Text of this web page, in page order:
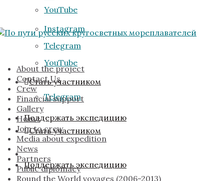
YouTube
Telegram
Стать участником
Поддержать экспедицию
Instagram
YouTube
Telegram
Стать участником
Поддержать экспедицию
About the project
Contact Us
Crew
Financial support
Gallery
Home
Join to crew
Media about expedition
News
Partners
Public diplomacy
Round the World voyages (2006-2013)